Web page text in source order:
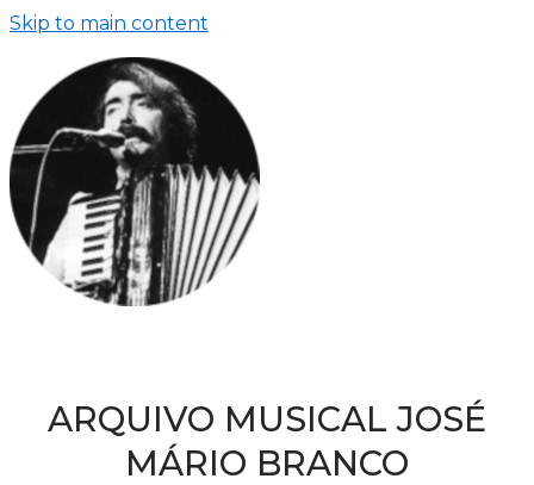
Skip to main content
ARQUIVO MUSICAL JOSÉ
MÁRIO BRANCO